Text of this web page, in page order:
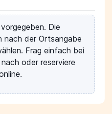
Die
nach der Ortsangabe
Frag einfach bei
oder reserviere